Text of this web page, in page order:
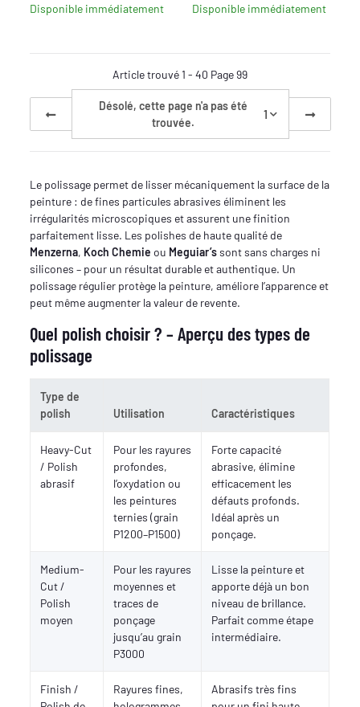
Disponible immédiatement Disponible immédiatement
Article trouvé 1 - 40 Page 99
Désolé, cette page n'a pas été
trouvée.
1
Le polissage permet de lisser mécaniquement la surface de la
peinture : de fines particules abrasives éliminent les
irrégularités microscopiques et assurent une finition
parfaitement lisse. Les polishes de haute qualité de
Menzerna, Koch Chemie ou Meguiar’ssont sans charges ni
silicones – pour un résultat durable et authentique. Un
polissage régulier protège la peinture, améliore l’apparence et
peut même augmenter la valeur de revente.
Quel polish choisir ? – Aperçu des types de
polissage
Type de
polish
Utilisation Caractéristiques
Heavy-Cut
/ Polish
abrasif
Pour les rayures
profondes,
l’oxydation ou
les peintures
ternies (grain
P1200–P1500)
Forte capacité
abrasive, élimine
efficacement les
défauts profonds.
Idéal après un
ponçage.
Medium-
Cut /
Polish
moyen
Pour les rayures
moyennes et
traces de
ponçage
jusqu’au grain
P3000
Lisse la peinture et
apporte déjà un bon
niveau de brillance.
Parfait comme étape
intermédiaire.
Finish /
Rayures fines,
Abrasifs très fins